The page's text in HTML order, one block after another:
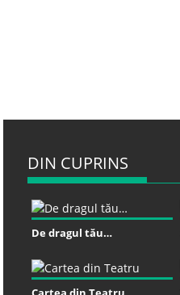
DIN CUPRINS
De dragul tău…